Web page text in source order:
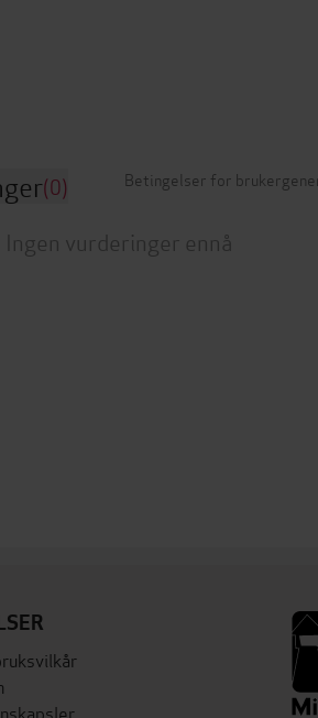
(0) Betingelser for
Ingen vurderinger ennå